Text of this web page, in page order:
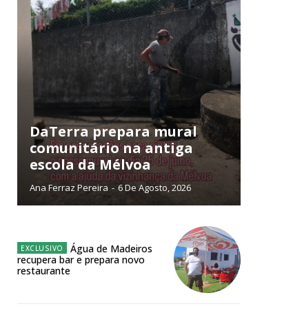
DaTerra prepara mural
comunitário na antiga
escola da Mélvoa
Ana Ferraz Pereira - 6 De Agosto, 2026
Água de Madeiros
recupera bar e prepara novo
restaurante